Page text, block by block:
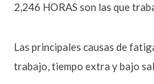
2,246 HORAS son las que
Las principales causas de
trabajo, tiempo extra y bajo